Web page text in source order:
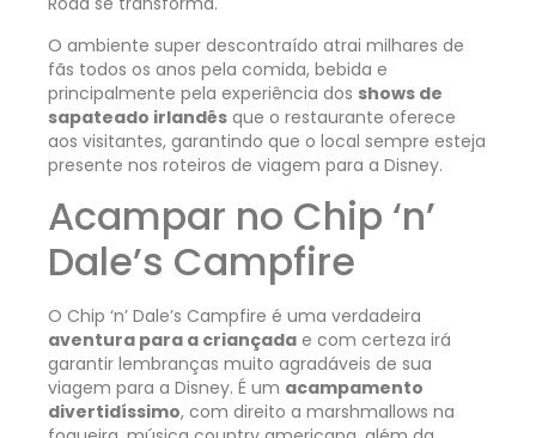
O ambiente super descontraído atrai milhares de
fãs todos os anos pela comida, bebida e
principalmente pela experiência dos shows de
sapateado irlandês que o restaurante oferece
aos visitantes, garantindo que o local sempre esteja
presente nos roteiros de viagem para a Disney.
Acampar no Chip ‘n’
Dale’s Campfire
O Chip ‘n’ Dale’s Campfire é uma verdadeira
aventura para a criançada e com certeza irá
garantir lembranças muito agradáveis de sua
viagem para a Disney. É um acampamento
divertidíssimo, com direito a marshmallows na